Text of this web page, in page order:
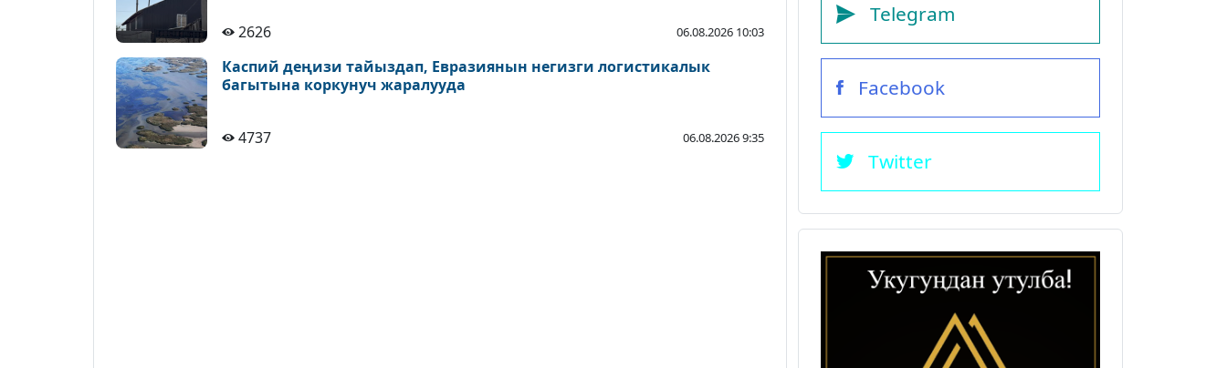
2626 06.08.2026 10:03
Каспий деңизи тайыздап, Евразиянын негизги логистикалык
багытына коркунуч жаралууда
4737 06.08.2026 9:35
Telegram
Facebook
Twitter